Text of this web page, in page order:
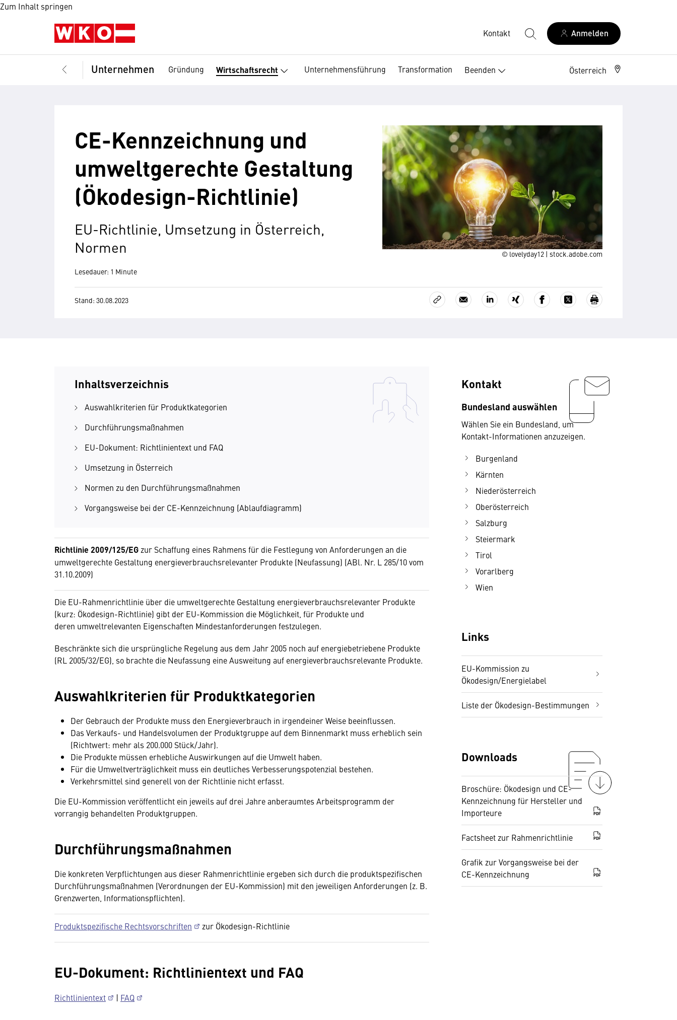
Zum Inhalt springen
Kontakt Anmelden
Unternehmen Gründung Wirtschaftsrecht Unternehmensführung Transformation Beenden Österreich
© lovelyday12 | stock.adobe.com
CE-Kennzeichnung und
umweltgerechte Gestaltung
(Ökodesign-Richtlinie)
EU-Richtlinie, Umsetzung in Österreich,
Normen
Lesedauer: 1 Minute
Stand: 30.08.2023
Inhaltsverzeichnis
Auswahlkriterien für Produktkategorien
Durchführungsmaßnahmen
EU-Dokument: Richtlinientext und FAQ
Umsetzung in Österreich
Normen zu den Durchführungsmaßnahmen
Vorgangsweise bei der CE-Kennzeichnung (Ablaufdiagramm)
Richtlinie 2009/125/EG zur Schaffung eines Rahmens für die Festlegung von Anforderungen an die
umweltgerechte Gestaltung energieverbrauchsrelevanter Produkte (Neufassung) (ABl. Nr. L 285/10 vom
31.10.2009)
Die EU-Rahmenrichtlinie über die umweltgerechte Gestaltung energieverbrauchsrelevanter Produkte
(kurz: Ökodesign-Richtlinie) gibt der EU-Kommission die Möglichkeit, für Produkte und
deren umweltrelevanten Eigenschaften Mindestanforderungen festzulegen.
Beschränkte sich die ursprüngliche Regelung aus dem Jahr 2005 noch auf energiebetriebene Produkte
(RL 2005/32/EG), so brachte die Neufassung eine Ausweitung auf energieverbrauchsrelevante Produkte.
Auswahlkriterien für Produktkategorien
Der Gebrauch der Produkte muss den Energieverbrauch in irgendeiner Weise beeinflussen.
Das Verkaufs- und Handelsvolumen der Produktgruppe auf dem Binnenmarkt muss erheblich sein
(Richtwert: mehr als 200.000 Stück/Jahr).
Die Produkte müssen erhebliche Auswirkungen auf die Umwelt haben.
Für die Umweltverträglichkeit muss ein deutliches Verbesserungspotenzial bestehen.
Verkehrsmittel sind generell von der Richtlinie nicht erfasst.
Die EU-Kommission veröffentlicht ein jeweils auf drei Jahre anberaumtes Arbeitsprogramm der
vorrangig behandelten Produktgruppen.
Durchführungsmaßnahmen
Die konkreten Verpflichtungen aus dieser Rahmenrichtlinie ergeben sich durch die produktspezifischen
Durchführungsmaßnahmen (Verordnungen der EU-Kommission) mit den jeweiligen Anforderungen (z. B.
Grenzwerten, Informationspflichten).
Produktspezifische Rechtsvorschriften zur Ökodesign-Richtlinie
EU-Dokument: Richtlinientext und FAQ
Richtlinientext | FAQ
Kontakt
Bundesland auswählen
Wählen Sie ein Bundesland, um
Kontakt-Informationen anzuzeigen.
Burgenland
Kärnten
Niederösterreich
Oberösterreich
Salzburg
Steiermark
Tirol
Vorarlberg
Wien
Links
EU-Kommission zu
Ökodesign/Energielabel
Liste der Ökodesign-Bestimmungen
Downloads
Broschüre: Ökodesign und CE-
Kennzeichnung für Hersteller und
Importeure
PDF
Factsheet zur Rahmenrichtlinie PDF
Grafik zur Vorgangsweise bei der
CE-Kennzeichnung
PDF